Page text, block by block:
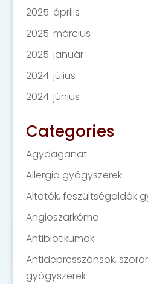
2025. április
2025. március
2025. január
2024. július
2024. június
Categories
Agydaganat
Allergia gyógyszerek
Altatók, feszültségoldók
Angioszarkóma
Antibiotikumok
Antidepresszánsok,
gyógyszerek